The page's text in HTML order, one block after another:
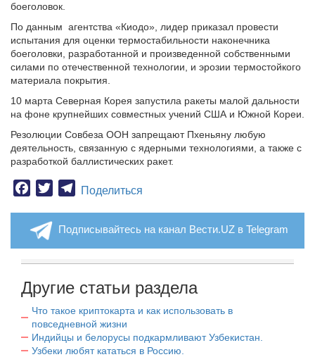
боеголовок.
По данным агентства «Киодо», лидер приказал провести
испытания для оценки термостабильности наконечника
боеголовки, разработанной и произведенной собственными
силами по отечественной технологии, и эрозии термостойкого
материала покрытия.
10 марта Северная Корея запустила ракеты малой дальности
на фоне крупнейших совместных учений США и Южной Кореи.
Резолюции Совбеза ООН запрещают Пхеньяну любую
деятельность, связанную с ядерными технологиями, а также с
разработкой баллистических ракет.
Facebook
TwitterTelegram
Поделиться
Подписывайтесь на канал Вести.UZ в Telegram
Другие статьи раздела
Что такое криптокарта и как использовать в
повседневной жизни
Индийцы и белорусы подкармливают Узбекистан.
Узбеки любят кататься в Россию.